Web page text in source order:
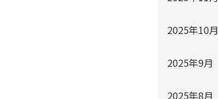
2025年10月
2025年9月
2025年8月